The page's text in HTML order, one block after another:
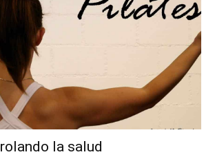
la salud